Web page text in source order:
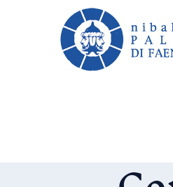
contenuto